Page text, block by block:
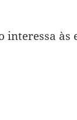
interessa às